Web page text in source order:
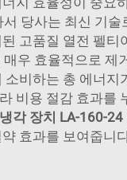
당사는 최신 기술
고품질 열전 펠티
우 효율적으로 제
소비하는 총 에너지
비용 절감 효과를
각 장치 LA-160-24
약 효과를 보여줍니